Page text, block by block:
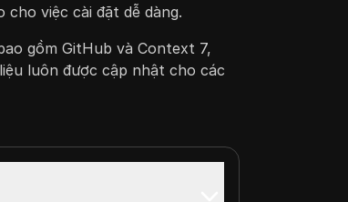
việc cài đặt dễ dàng.
gồm GitHub và Context 7,
luôn được cập nhật cho các